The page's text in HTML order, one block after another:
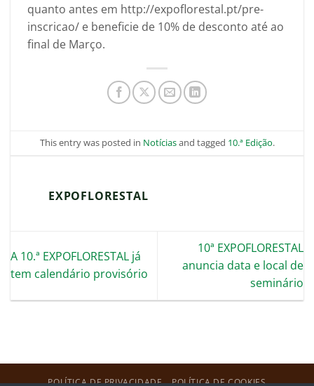
quanto antes em http://expoflorestal.pt/pre-
inscricao/ e beneficie de 10% de desconto até ao
final de Março.
This entry was posted in Notíciasand tagged 10.ª Edição.
EXPOFLORESTAL
A 10.ª EXPOFLORESTAL já
tem calendário provisório
10ª EXPOFLORESTAL
anuncia data e local de
seminário
POLÍTICA DE PRIVACIDADE POLÍTICA DE COOKIES